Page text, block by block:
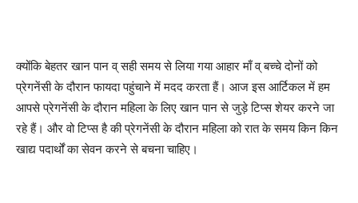
क्योंकि बेहतर खान पान व् सही समय से लिया गया आहार माँ व् बच्चे दोनों को
प्रेगनेंसी के दौरान फायदा पहुंचाने में मदद करता हैं। आज इस आर्टिकल में हम
आपसे प्रेगनेंसी के दौरान महिला के लिए खान पान से जुड़े टिप्स शेयर करने जा
रहे हैं। और वो टिप्स है की प्रेगनेंसी के दौरान महिला को रात के समय किन किन
खाद्य पदार्थों का सेवन करने से बचना चाहिए।